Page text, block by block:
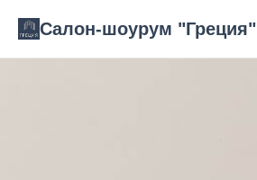
Салон-шоурум "Греция"